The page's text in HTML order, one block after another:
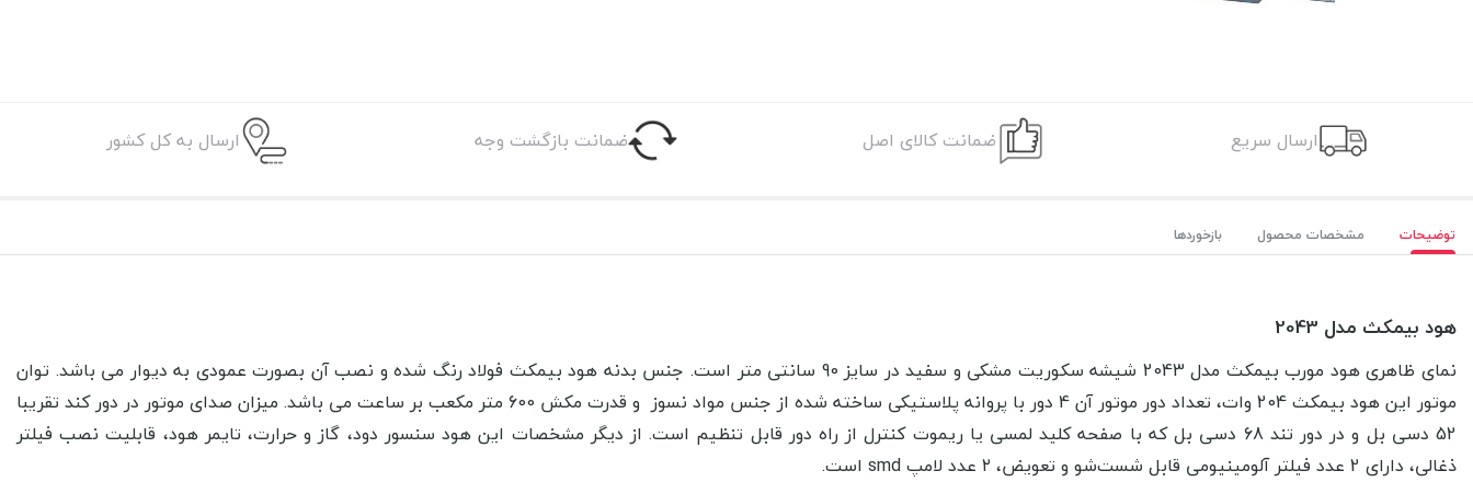
ارسال سریع ضمانت کالای اصل ضمانت بازگشت وجه ارسال به کل کشور
توضیحات مشخصات محصول بازخوردها
هود بیمکث مدل 2043
نمای ظاهری هود مورب بیمکث مدل 2043 شیشه سکوریت مشکی و سفید در سایز 90 سانتی متر است. جنس بدنه هود بیمکث فولاد رنگ شده و نصب آن بصورت عمودی به دیوار می باشد. توان
موتور این هود بیمکث 204 وات، تعداد دور موتور آن 4 دور با
پروانه پلاستیکی ساخته شده از جنس مواد نسوز و
قدرت مکش 600 متر مکعب بر ساعت می باشد. میزان صدای موتور در دور کند تقریبا
52 دسی بل و در دور تند 68 دسی بل که با صفحه کلید لمسی یا ریموت کنترل از راه دور قابل تنظیم است.
از دیگر مشخصات این هود سنسور دود، گاز و حرارت، تایمر هود، قابلیت نصب فیلتر
ذغالی، دارای 2
عدد فیلتر آلومینیومی قابل شست‌شو و تعویض، ۲ عدد لامپ smd است.